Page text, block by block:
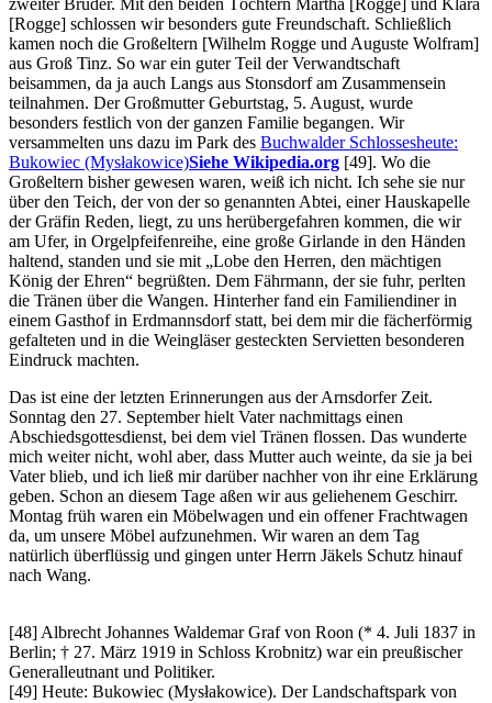
zweiter Bruder. Mit den beiden Töchtern Martha [Rogge] und Klara
[Rogge] schlossen wir besonders gute Freundschaft. Schließlich
kamen noch die Großeltern [Wilhelm Rogge und Auguste Wolfram]
aus Groß Tinz. So war ein guter Teil der Verwandtschaft
beisammen, da ja auch Langs aus Stonsdorf am Zusammensein
teilnahmen. Der Großmutter Geburtstag, 5. August, wurde
besonders festlich von der ganzen Familie begangen. Wir
versammelten uns dazu im Park des Buchwalder Schlossesheute:
Bukowiec (Mysłakowice)Siehe Wikipedia.org [49]. Wo die
Großeltern bisher gewesen waren, weiß ich nicht. Ich sehe sie nur
über den Teich, der von der so genannten Abtei, einer Hauskapelle
der Gräfin Reden, liegt, zu uns herübergefahren kommen, die wir
am Ufer, in Orgelpfeifenreihe, eine große Girlande in den Händen
haltend, standen und sie mit
Lobe den Herren, den mächtigen
König der Ehren
begrüßten. Dem Fährmann, der sie fuhr, perlten
die Tränen über die Wangen. Hinterher fand ein Familiendiner in
einem Gasthof in Erdmannsdorf statt, bei dem mir die fächerförmig
gefalteten und in die Weingläser gesteckten Servietten besonderen
Eindruck machten.
Das ist eine der letzten Erinnerungen aus der Arnsdorfer Zeit.
Sonntag den 27. September hielt Vater nachmittags einen
Abschiedsgottesdienst, bei dem viel Tränen flossen. Das wunderte
mich weiter nicht, wohl aber, dass Mutter auch weinte, da sie ja bei
Vater blieb, und ich ließ mir darüber nachher von ihr eine Erklärung
geben. Schon an diesem Tage aßen wir aus geliehenem Geschirr.
Montag früh waren ein Möbelwagen und ein offener Frachtwagen
da, um unsere Möbel aufzunehmen. Wir waren an dem Tag
natürlich überflüssig und gingen unter Herrn Jäkels Schutz hinauf
nach Wang.
[48] Albrecht Johannes Waldemar Graf von Roon (* 4. Juli 1837 in
Berlin; † 27. März 1919 in Schloss Krobnitz) war ein preußischer
Generalleutnant und Politiker.
[49] Heute: Bukowiec (Mysłakowice). Der Landschaftspark von